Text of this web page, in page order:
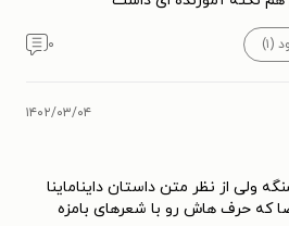
(۱) ۰
۱۴۰۲/۰۳/۰۴
ولی از نظر متن داستان دایناماینا
که حرف هاش رو با شعرهای بامزه